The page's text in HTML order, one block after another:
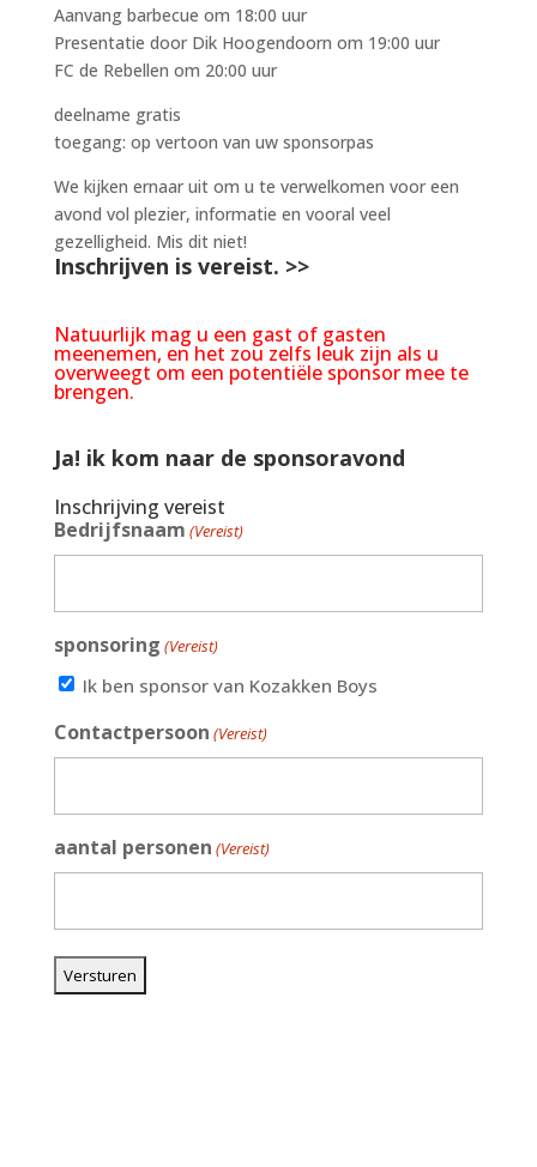
Aanvang barbecue om 18:00 uur
Presentatie door Dik Hoogendoorn om 19:00 uur
FC de Rebellen om 20:00 uur
deelname gratis
toegang: op vertoon van uw sponsorpas
We kijken ernaar uit om u te verwelkomen voor een
avond vol plezier, informatie en vooral veel
gezelligheid. Mis dit niet!
Inschrijven is vereist. >>
Natuurlijk mag u een gast of gasten
meenemen, en het zou zelfs leuk zijn als u
overweegt om een potentiële sponsor mee te
brengen.
Ja! ik kom naar de sponsoravond
Inschrijving vereist
Bedrijfsnaam (Vereist)
sponsoring (Vereist)
Ik ben sponsor van Kozakken Boys
Contactpersoon (Vereist)
aantal personen (Vereist)